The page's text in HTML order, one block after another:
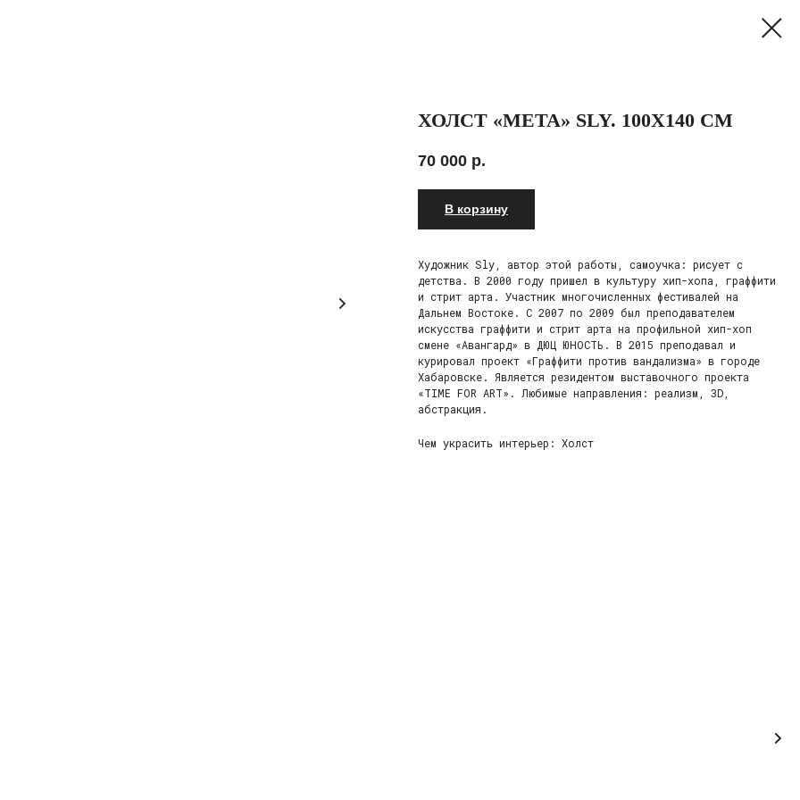
ХОЛСТ «META» SLY. 100Х140 СМ
70 000 р.
В корзину
Художник Sly, автор этой работы, самоучка: рисует с
детства. В 2000 году пришел в культуру хип-хопа, граффити
и стрит арта. Участник многочисленных фестивалей на
Дальнем Востоке. С 2007 по 2009 был преподавателем
искусства граффити и стрит арта на профильной хип-хоп
смене «Авангард» в ДЮЦ ЮНОСТЬ. В 2015 преподавал и
курировал проект «Граффити против вандализма» в городе
Хабаровске. Является резидентом выставочного проекта
«TIME FOR ART». Любимые направления: реализм, 3D,
абстракция.
Чем украсить интерьер: Холст